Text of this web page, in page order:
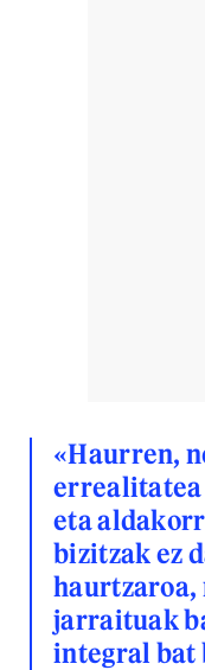
«Haurren,
errealitatea
eta
bizitzak ez
haurtzaroa,
jarraituak
integral bat